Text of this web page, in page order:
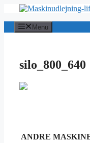
indhold
Menu
silo_800_640
ANDRE